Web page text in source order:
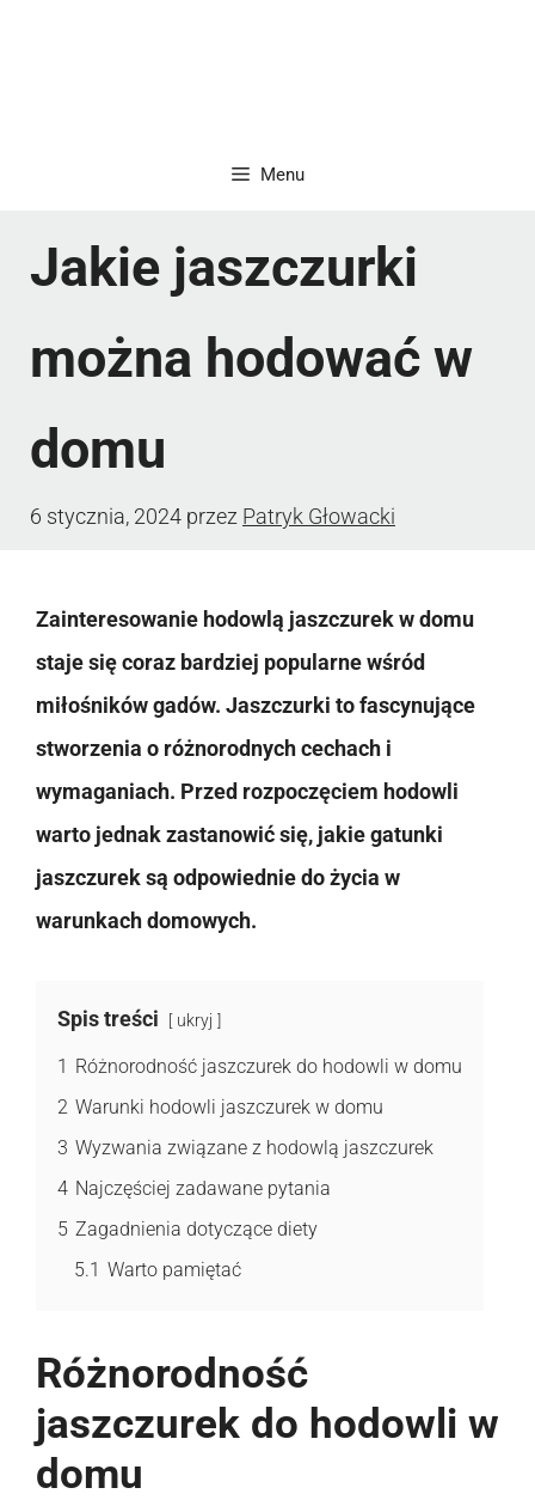
Menu
Jakie jaszczurki
można hodować w
domu
6 stycznia, 2024 przez Patryk Głowacki
Zainteresowanie hodowlą jaszczurek w domu
staje się coraz bardziej popularne wśród
miłośników gadów. Jaszczurki to fascynujące
stworzenia o różnorodnych cechach i
wymaganiach. Przed rozpoczęciem hodowli
warto jednak zastanowić się, jakie gatunki
jaszczurek są odpowiednie do życia w
warunkach domowych.
Spis treści ukryj
1 Różnorodność jaszczurek do hodowli w domu
2 Warunki hodowli jaszczurek w domu
3 Wyzwania związane z hodowlą jaszczurek
4 Najczęściej zadawane pytania
5 Zagadnienia dotyczące diety
5.1 Warto pamiętać
Różnorodność
jaszczurek do hodowli w
domu